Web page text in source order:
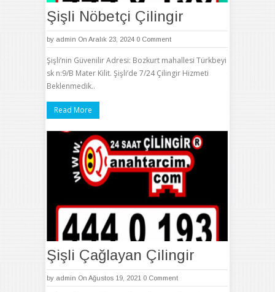
Şişli Nöbetçi Çilingir
by admin On Aralık 23, 2024 0 Comment
Şişli’nin Güvenilir Adresi: Bozkurt mahallesi Türkbeyi
sk n:9/B Mater Kilit. Şişli’de 7/24 Çilingir Hizmeti
Beklenmedik..
Read More
Şişli Çağlayan Çilingir
by admin On Ağustos 19, 2021 0 Comment